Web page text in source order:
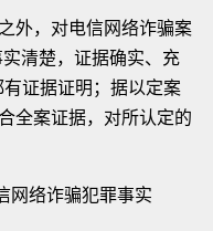
外，对电信网络诈骗案
清楚，证据确实、充
证据证明；据以定案
全案证据，对所认定的
网络诈骗犯罪事实